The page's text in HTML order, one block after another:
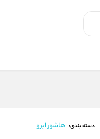
دسته بندی: هاشور ابرو